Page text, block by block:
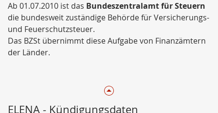
Ab 01.07.2010 ist das Bundeszentralamt für Steuern
die bundesweit zuständige Behörde für Versicherungs-
und Feuerschutzsteuer.
Das BZSt übernimmt diese Aufgabe von Finanzämtern
der Länder.
ELENA - Kündigungsdaten